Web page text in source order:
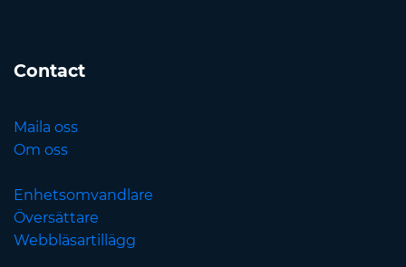
Contact
Maila oss
Om oss
Enhetsomvandlare
Översättare
Webbläsartillägg